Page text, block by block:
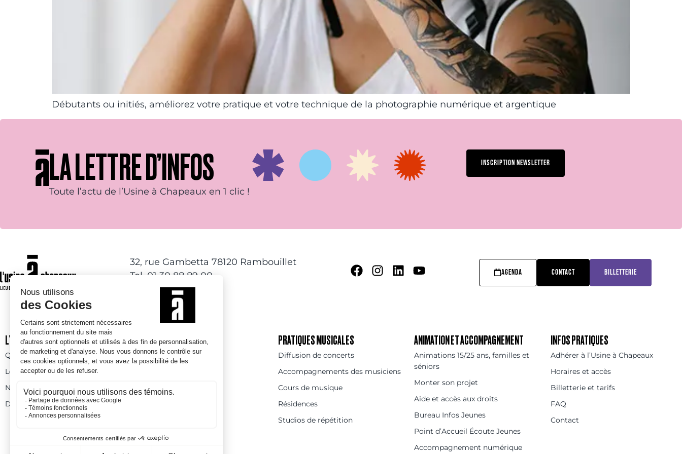
Débutants ou initiés, améliorez votre pratique et votre technique de la photographie numérique et argentique
LA LETTRE D’INFOS
Toute l’actu de l’Usine à Chapeaux en 1 clic !
INSCRIPTION NEWSLETTER
32, rue Gambetta 78120 Rambouillet
Tel. 01 30 88 89 00
AGENDA CONTACT BILLETTERIE
L’USINE À CHAPEAUX
Qui sommes-nous
Les espaces
Nos prestations
Devenez bénévole
ACTIVITÉS DE LOISIRS
Activités à l’année
Skatepark
PRATIQUES MUSICALES
Diffusion de concerts
Accompagnements des musiciens
Cours de musique
Résidences
Studios de répétition
ANIMATION ET ACCOMPAGNEMENT
Animations 15/25 ans, familles et
séniors
Monter son projet
Aide et accès aux droits
Bureau Infos Jeunes
Point d’Accueil Écoute Jeunes
Accompagnement numérique
INFOS PRATIQUES
Adhérer à l’Usine à Chapeaux
Horaires et accès
Billetterie et tarifs
FAQ
Contact